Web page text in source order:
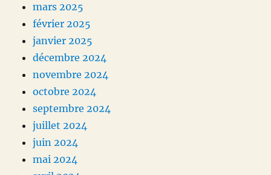
mars 2025
février 2025
janvier 2025
décembre 2024
novembre 2024
octobre 2024
septembre 2024
juillet 2024
juin 2024
mai 2024